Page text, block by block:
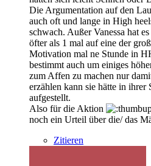
Die Argumentation auf den
auch oft und lange in High
schwach. Außer Vanessa hat
öfter als 1 mal auf eine der
Motivation mal ne Stunde in
bestimmt auch um einiges
zum Affen zu machen nur
erzählen kann sie hätte in ihrer
aufgestellt.
Also für die Aktion
noch ein Urteil über die/ das
Zitieren